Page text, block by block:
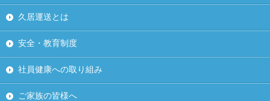
久居運送とは
安全・教育制度
社員健康への取り組み
ご家族の皆様へ